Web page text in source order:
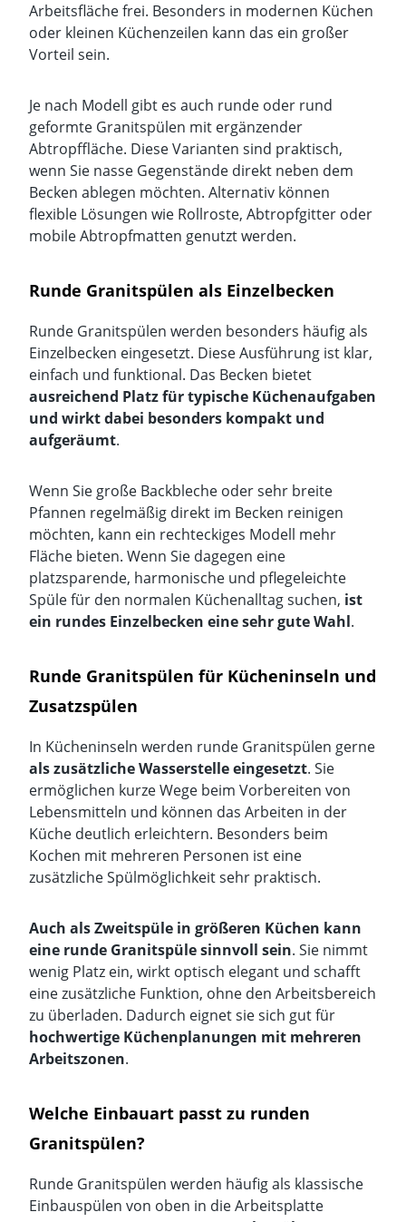
Arbeitsfläche frei. Besonders in modernen Küchen
oder kleinen Küchenzeilen kann das ein großer
Vorteil sein.
Je nach Modell gibt es auch runde oder rund
geformte Granitspülen mit ergänzender
Abtropffläche. Diese Varianten sind praktisch,
wenn Sie nasse Gegenstände direkt neben dem
Becken ablegen möchten. Alternativ können
flexible Lösungen wie Rollroste, Abtropfgitter oder
mobile Abtropfmatten genutzt werden.
Runde Granitspülen als Einzelbecken
Runde Granitspülen werden besonders häufig als
Einzelbecken eingesetzt. Diese Ausführung ist klar,
einfach und funktional. Das Becken bietet
ausreichend Platz für typische Küchenaufgaben
und wirkt dabei besonders kompakt und
aufgeräumt.
Wenn Sie große Backbleche oder sehr breite
Pfannen regelmäßig direkt im Becken reinigen
möchten, kann ein rechteckiges Modell mehr
Fläche bieten. Wenn Sie dagegen eine
platzsparende, harmonische und pflegeleichte
Spüle für den normalen Küchenalltag suchen, ist
ein rundes Einzelbecken eine sehr gute Wahl.
Runde Granitspülen für Kücheninseln und
Zusatzspülen
In Kücheninseln werden runde Granitspülen gerne
als zusätzliche Wasserstelle eingesetzt. Sie
ermöglichen kurze Wege beim Vorbereiten von
Lebensmitteln und können das Arbeiten in der
Küche deutlich erleichtern. Besonders beim
Kochen mit mehreren Personen ist eine
zusätzliche Spülmöglichkeit sehr praktisch.
Auch als Zweitspüle in größeren Küchen kann
eine runde Granitspüle sinnvoll sein. Sie nimmt
wenig Platz ein, wirkt optisch elegant und schafft
eine zusätzliche Funktion, ohne den Arbeitsbereich
zu überladen. Dadurch eignet sie sich gut für
hochwertige Küchenplanungen mit mehreren
Arbeitszonen.
Welche Einbauart passt zu runden
Granitspülen?
Runde Granitspülen werden häufig als klassische
Einbauspülen von oben in die Arbeitsplatte